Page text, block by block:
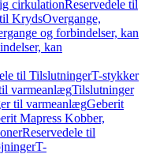
cirkulationReservedele til
KrydsOvergange,
og forbindelser, kan
kan
til TilslutningerT-stykker
varmeanlægTilslutninger
til varmeanlægGeberit
Mapress Kobber,
Reservedele til
T-